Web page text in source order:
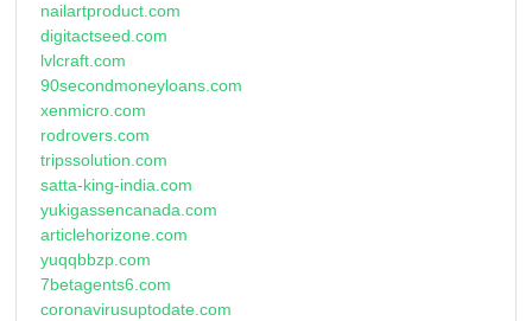
nailartproduct.com
digitactseed.com
lvlcraft.com
90secondmoneyloans.com
xenmicro.com
rodrovers.com
tripssolution.com
satta-king-india.com
yukigassencanada.com
articlehorizone.com
yuqqbbzp.com
7betagents6.com
coronavirusuptodate.com